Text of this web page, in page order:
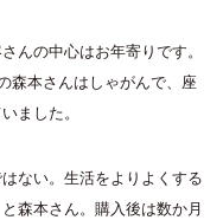
んの中心はお年寄りです。
森本さんはしゃがんで、座
ました。
ない。生活をよりよくする
森本さん。購入後は数か月